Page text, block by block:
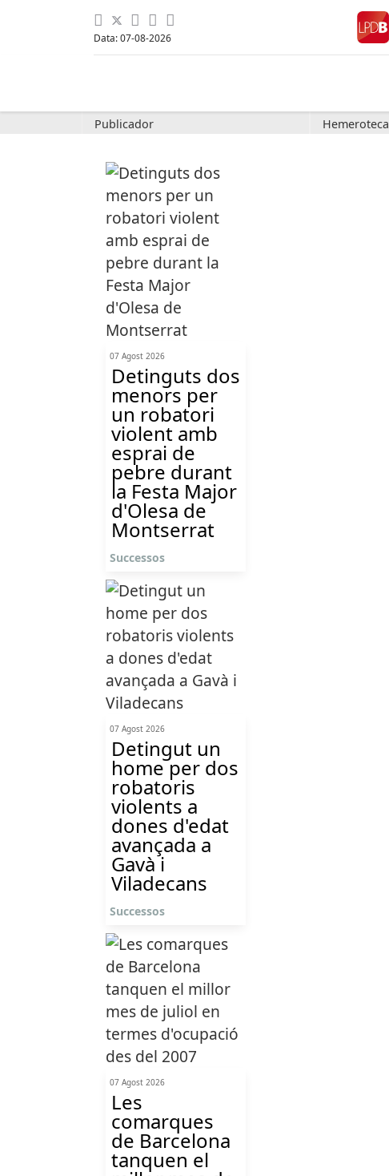
Data: 07-08-2026
Publicador Hemeroteca
07 Agost 2026
Detinguts dos
menors per
un robatori
violent amb
esprai de
pebre durant
la Festa Major
d'Olesa de
Montserrat
Successos
07 Agost 2026
Detingut un
home per dos
robatoris
violents a
dones d'edat
avançada a
Gavà i
Viladecans
Successos
07 Agost 2026
Les
comarques
de Barcelona
tanquen el